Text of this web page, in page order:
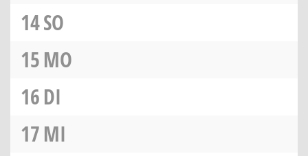
14SO
15MO
16DI
17MI